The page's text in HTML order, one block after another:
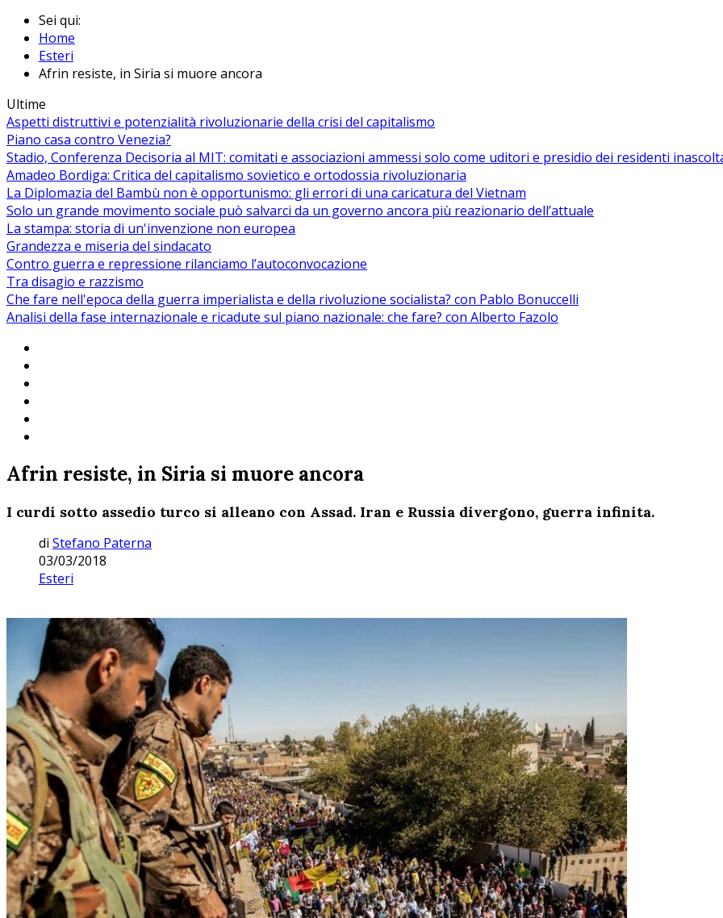
Sei qui:
Home
Esteri
Afrin resiste, in Siria si muore ancora
Ultime
Aspetti distruttivi e potenzialità rivoluzionarie della crisi del capitalismo
Piano casa contro Venezia?
Stadio, Conferenza Decisoria al MIT: comitati e associazioni ammessi solo come uditori e presidio dei residenti
Amadeo Bordiga: Critica del capitalismo sovietico e ortodossia rivoluzionaria
La Diplomazia del Bambù non è opportunismo: gli errori di una caricatura del Vietnam
Solo un grande movimento sociale può salvarci da un governo ancora più reazionario dell’attuale
La stampa: storia di un'invenzione non europea
Grandezza e miseria del sindacato
Contro guerra e repressione rilanciamo l’autoconvocazione
Tra disagio e razzismo
Che fare nell'epoca della guerra imperialista e della rivoluzione socialista? con Pablo Bonuccelli
Analisi della fase internazionale e ricadute sul piano nazionale: che fare? con Alberto Fazolo
Afrin resiste, in Siria si muore ancora
I curdi sotto assedio turco si alleano con Assad. Iran e Russia divergono, guerra infinita.
di Stefano Paterna
03/03/2018
Esteri